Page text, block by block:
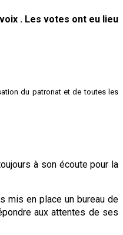
. Les votes ont eu lieu
du patronat et de toutes les
à son écoute pour la
mis en place un bureau de
aux attentes de ses